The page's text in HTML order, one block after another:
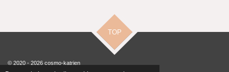
TOP
© 2020 - 2026 cosmo-katrien